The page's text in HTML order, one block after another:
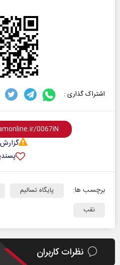
اشتراک گذاری :
برچسب ها: پایگاه تسالیم
نقب
نظرات کاربران